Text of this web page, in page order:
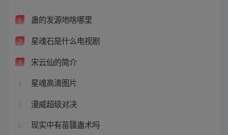
1 蛊的发源地啥哪里
2 星魂石是什么电视剧
3 宋云仙的简介
4 星魂高清图片
5 漫威超级对决
6 现实中有苗疆蛊术吗